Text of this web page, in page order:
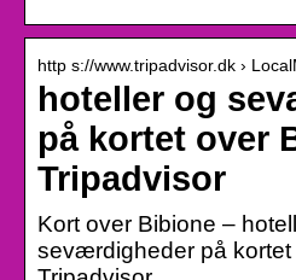
http s://www.tripadvisor.dk ›
hoteller og
på kortet over
Tripadvisor
Kort over Bibione –
seværdigheder på kortet